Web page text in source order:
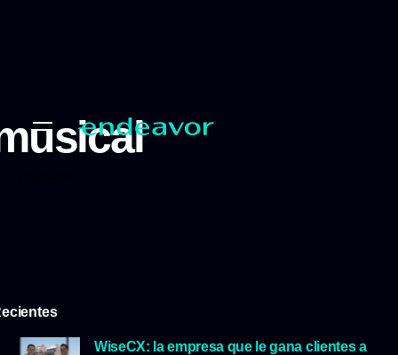
WiseCX: la empresa que le gana clientes a